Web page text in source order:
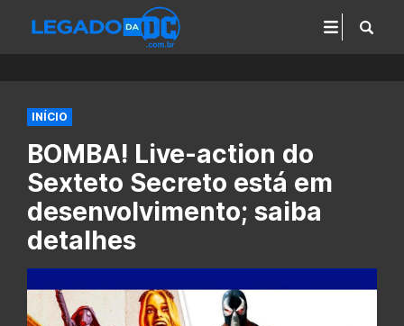
INÍCIO
BOMBA! Live-action do
Sexteto Secreto está em
desenvolvimento; saiba
detalhes